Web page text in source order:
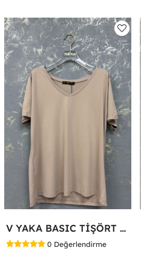
V YAKA BASIC TİŞÖRT Bej
0 Değerlendirme